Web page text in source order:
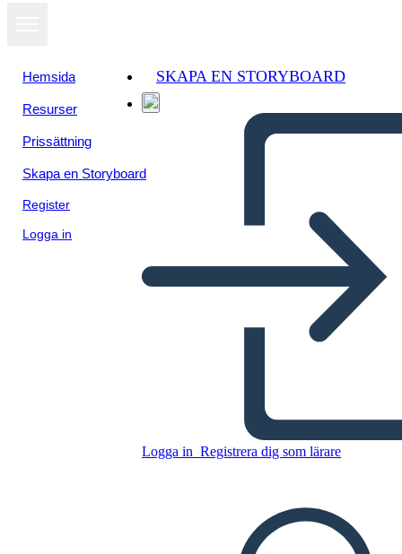
Hemsida
Resurser
Prissättning
Skapa en Storyboard
Register
Logga in
SKAPA EN STORYBOARD
Logga in Registrera dig som lärare
Kopiera denna storyboard
SKAPA EN STORYBOARD
LÄS FÖR MIG